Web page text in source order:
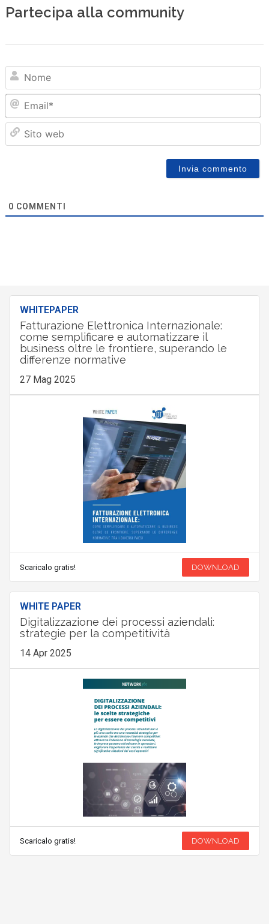
Partecipa alla community
0 COMMENTI
WHITEPAPER
Fatturazione Elettronica Internazionale:
come semplificare e automatizzare il
business oltre le frontiere, superando le
differenze normative
27 Mag 2025
Scaricalo gratis! DOWNLOAD
WHITE PAPER
Digitalizzazione dei processi aziendali:
strategie per la competitività
14 Apr 2025
Scaricalo gratis! DOWNLOAD